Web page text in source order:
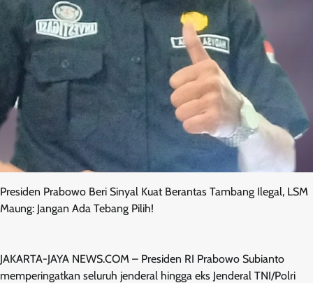
Presiden Prabowo Beri Sinyal Kuat Berantas Tambang Ilegal, LSM
Maung: Jangan Ada Tebang Pilih!
JAKARTA-JAYA NEWS.COM – Presiden RI Prabowo Subianto
memperingatkan seluruh jenderal hingga eks Jenderal TNI/Polri